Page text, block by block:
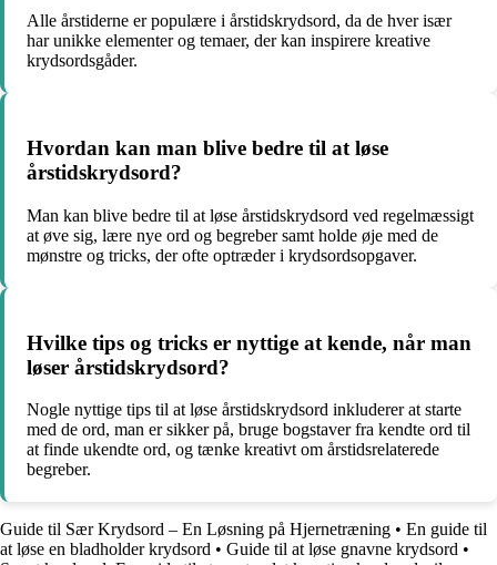
Alle årstiderne er populære i årstidskrydsord, da de hver især
har unikke elementer og temaer, der kan inspirere kreative
krydsordsgåder.
Hvordan kan man blive bedre til at løse
årstidskrydsord?
Man kan blive bedre til at løse årstidskrydsord ved regelmæssigt
at øve sig, lære nye ord og begreber samt holde øje med de
mønstre og tricks, der ofte optræder i krydsordsopgaver.
Hvilke tips og tricks er nyttige at kende, når man
løser årstidskrydsord?
Nogle nyttige tips til at løse årstidskrydsord inkluderer at starte
med de ord, man er sikker på, bruge bogstaver fra kendte ord til
at finde ukendte ord, og tænke kreativt om årstidsrelaterede
begreber.
Guide til Sær Krydsord – En Løsning på Hjernetræning • En guide til
at løse en bladholder krydsord • Guide til at løse gnavne krydsord •